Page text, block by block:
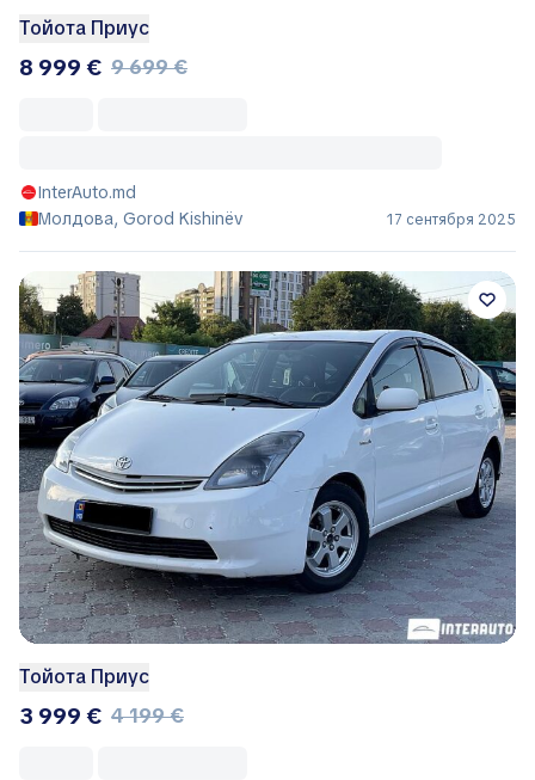
Тойота Приус
8 999 € 9 699 €
InterAuto.md
Молдова, Gorod Kishinëv
17 сентября 2025
Тойота Приус
3 999 € 4 199 €